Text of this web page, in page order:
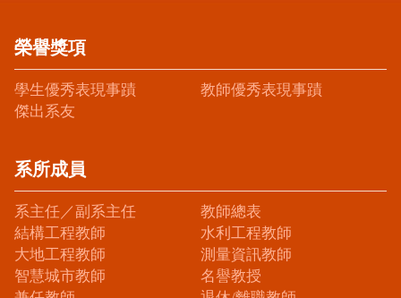
榮譽獎項
學生優秀表現事蹟
教師優秀表現事蹟
傑出系友
系所成員
系主任／副系主任
教師總表
結構工程教師
水利工程教師
大地工程教師
測量資訊教師
智慧城市教師
名譽教授